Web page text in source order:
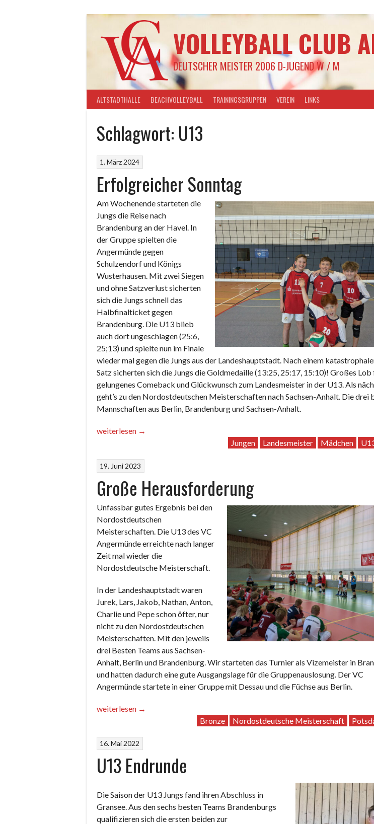
VOLLEYBALL CLUB
DEUTSCHER MEISTER 2006 D-JUGEND W / M
ALTSTADTHALLE BEACHVOLLEYBALL TRAININGSGRUPPEN VEREIN LINKS
Schlagwort: U13
1. März 2024
Erfolgreicher Sonntag
Am Wochenende starteten die
Jungs die Reise nach
Brandenburg an der Havel. In
der Gruppe spielten die
Angermünde gegen
Schulzendorf und Königs
Wusterhausen. Mit zwei Siegen
und ohne Satzverlust sicherten
sich die Jungs schnell das
Halbfinalticket gegen
Brandenburg. Die U13 blieb
auch dort ungeschlagen (25:6,
25;13) und spielte nun im Finale
wieder mal gegen die Jungs aus der Landeshauptstadt. Nach einem
Satz sicherten sich die Jungs die Goldmedaille (13:25, 25:17, 15:10)! Großes Lob
gelungenes Comeback und Glückwunsch zum Landesmeister in der U13. Als
geht’s zu den Nordostdeutschen Meisterschaften nach Sachsen-Anhalt. Die drei
Mannschaften aus Berlin, Brandenburg und Sachsen-Anhalt.
„Erfolgreicher
weiterlesen →
Jungen
Landesmeister Mädchen
19. Juni 2023
Große Herausforderung
Unfassbar gutes Ergebnis bei den
Nordostdeutschen
Meisterschaften. Die U13 des VC
Angermünde erreichte nach langer
Zeit mal wieder die
Nordostdeutsche Meisterschaft.
In der Landeshauptstadt waren
Jurek, Lars, Jakob, Nathan, Anton,
Charlie und Pepe schon öfter, nur
nicht zu den Nordostdeutschen
Meisterschaften. Mit den jeweils
drei Besten Teams aus Sachsen-
Anhalt, Berlin und Brandenburg. Wir starteten das Turnier als Vizemeister in
und hatten dadurch eine gute Ausgangslage für die Gruppenauslosung. Der VC
Angermünde startete in einer Gruppe mit Dessau und die Füchse aus Berlin.
„Große
weiterlesen →
Bronze
Nordostdeutsche Meisterschaft
16. Mai 2022
U13 Endrunde
Die Saison der U13 Jungs fand ihren Abschluss in
Gransee. Aus den sechs besten Teams Brandenburgs
qualifizieren sich die ersten beiden zur